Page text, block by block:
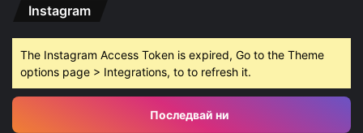
Instagram
The Instagram Access Token is expired, Go to the Theme
options page > Integrations, to to refresh it.
Последвай ни